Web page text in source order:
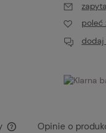
poleć
dodaj
Opinie o